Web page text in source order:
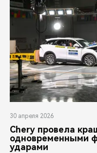
30 апреля 2026
Chery провела
одновременными
ударами